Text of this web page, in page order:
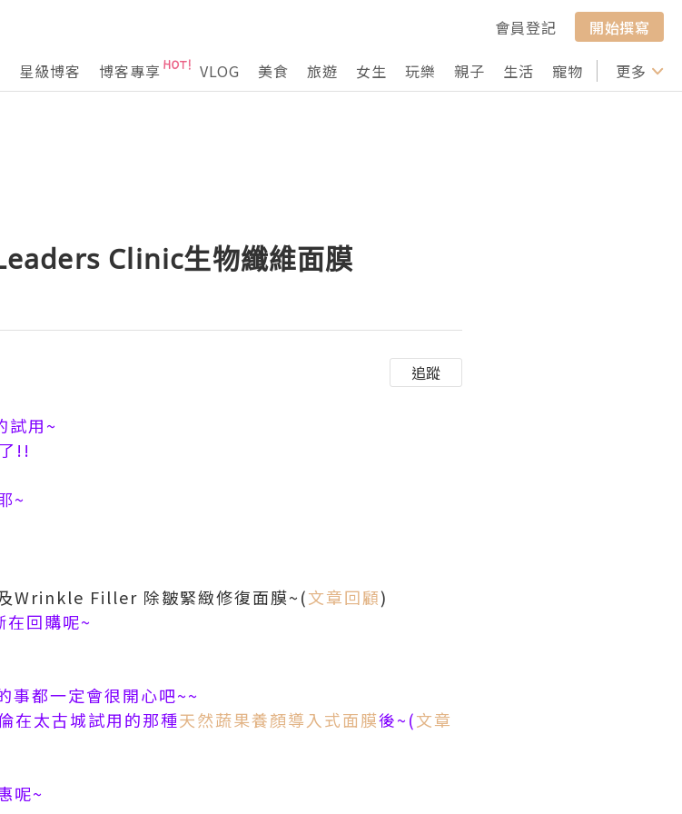
會員登記
開始撰寫
星級博客 博客專享 VLOG 美食 旅遊 女生 玩樂 親子 生活 寵物 行山 打卡
更多
Clinic生物纖維面膜
追蹤
試用~
!!
~
Wrinkle Filler 除皺緊緻修復面膜~(文章回顧)
在回購呢~
都一定會很開心吧~~
在太古城試用的那種天然蔬果養顏導入式面膜後~(文章
呢~